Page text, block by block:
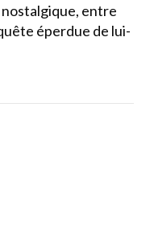
entre
éperdue de lui-